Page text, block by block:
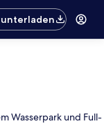
Wasserpark und Full-